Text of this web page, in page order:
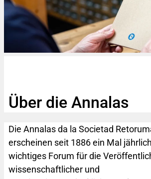
Über die Annalas
Die Annalas da la Societad
erscheinen seit 1886 ein Mal
wichtiges Forum für die
wissenschaftlicher und